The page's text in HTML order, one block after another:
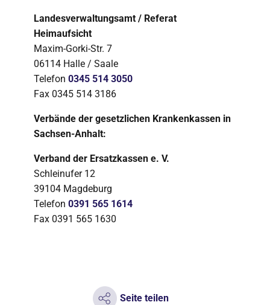
Landesverwaltungsamt / Referat
Heimaufsicht
Maxim-Gorki-Str. 7
06114 Halle / Saale
Telefon 0345 514 3050
Fax 0345 514 3186
Verbände der gesetzlichen Krankenkassen in
Sachsen-Anhalt:
Verband der Ersatzkassen e. V.
Schleinufer 12
39104 Magdeburg
Telefon 0391 565 1614
Fax 0391 565 1630
Seite teilen